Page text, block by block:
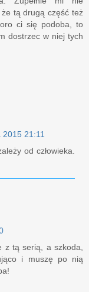
tą drugą część też
ci się podoba, to
dostrzec w niej tych
21:11
od człowieka.
z tą serią, a szkoda,
i muszę po nią